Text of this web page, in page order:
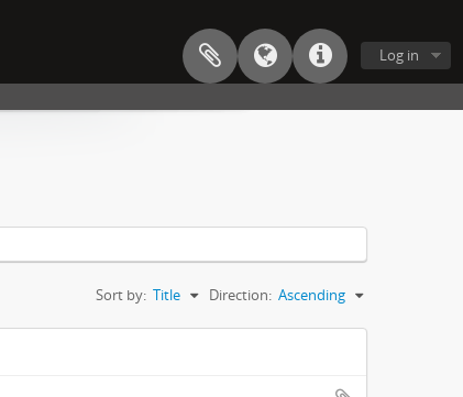
Log in
Sort by: Title Direction: Ascending